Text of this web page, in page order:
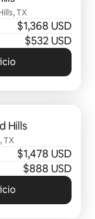
TX
$1,368 USD
$532 USD
Hills
TX
$1,478 USD
$888 USD